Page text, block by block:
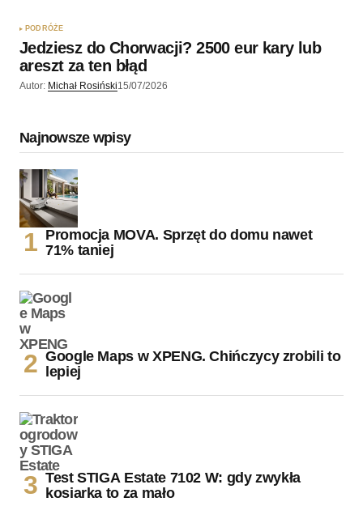
PODRÓŻE
Jedziesz do Chorwacji? 2500 eur kary lub
areszt za ten błąd
Autor: Michał Rosiński15/07/2026
Najnowsze wpisy
Promocja MOVA. Sprzęt do domu nawet
71% taniej
Google Maps w XPENG. Chińczycy zrobili to
lepiej
Test STIGA Estate 7102 W: gdy zwykła
kosiarka to za mało